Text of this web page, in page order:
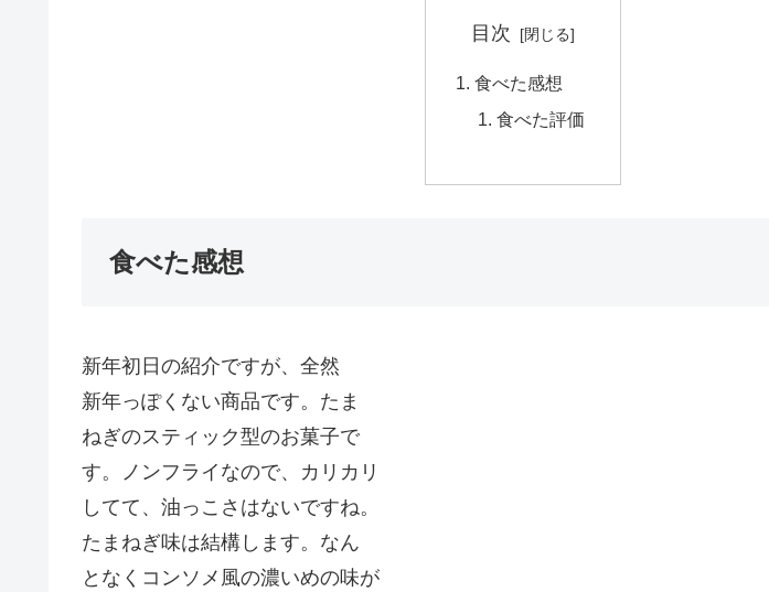
目次
食べた感想
食べた評価
食べた感想
新年初日の紹介ですが、全然
新年っぽくない商品です。たま
ねぎのスティック型のお菓子で
す。ノンフライなので、カリカリ
してて、油っこさはないですね。
たまねぎ味は結構します。なん
となくコンソメ風の濃いめの味が